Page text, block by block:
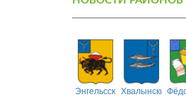
ЭнгельсскийХвалынский